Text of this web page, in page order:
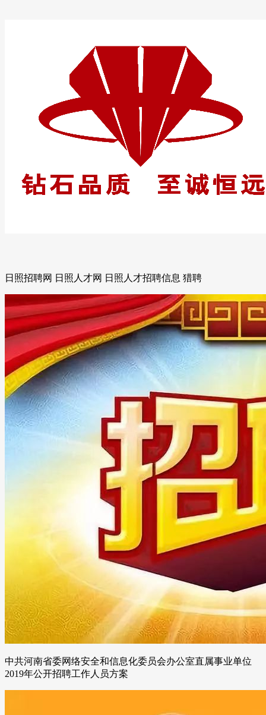
日照招聘网 日照人才网 日照人才招聘信息 猎聘
中共河南省委网络安全和信息化委员会办公室直属事业单位
2019年公开招聘工作人员方案